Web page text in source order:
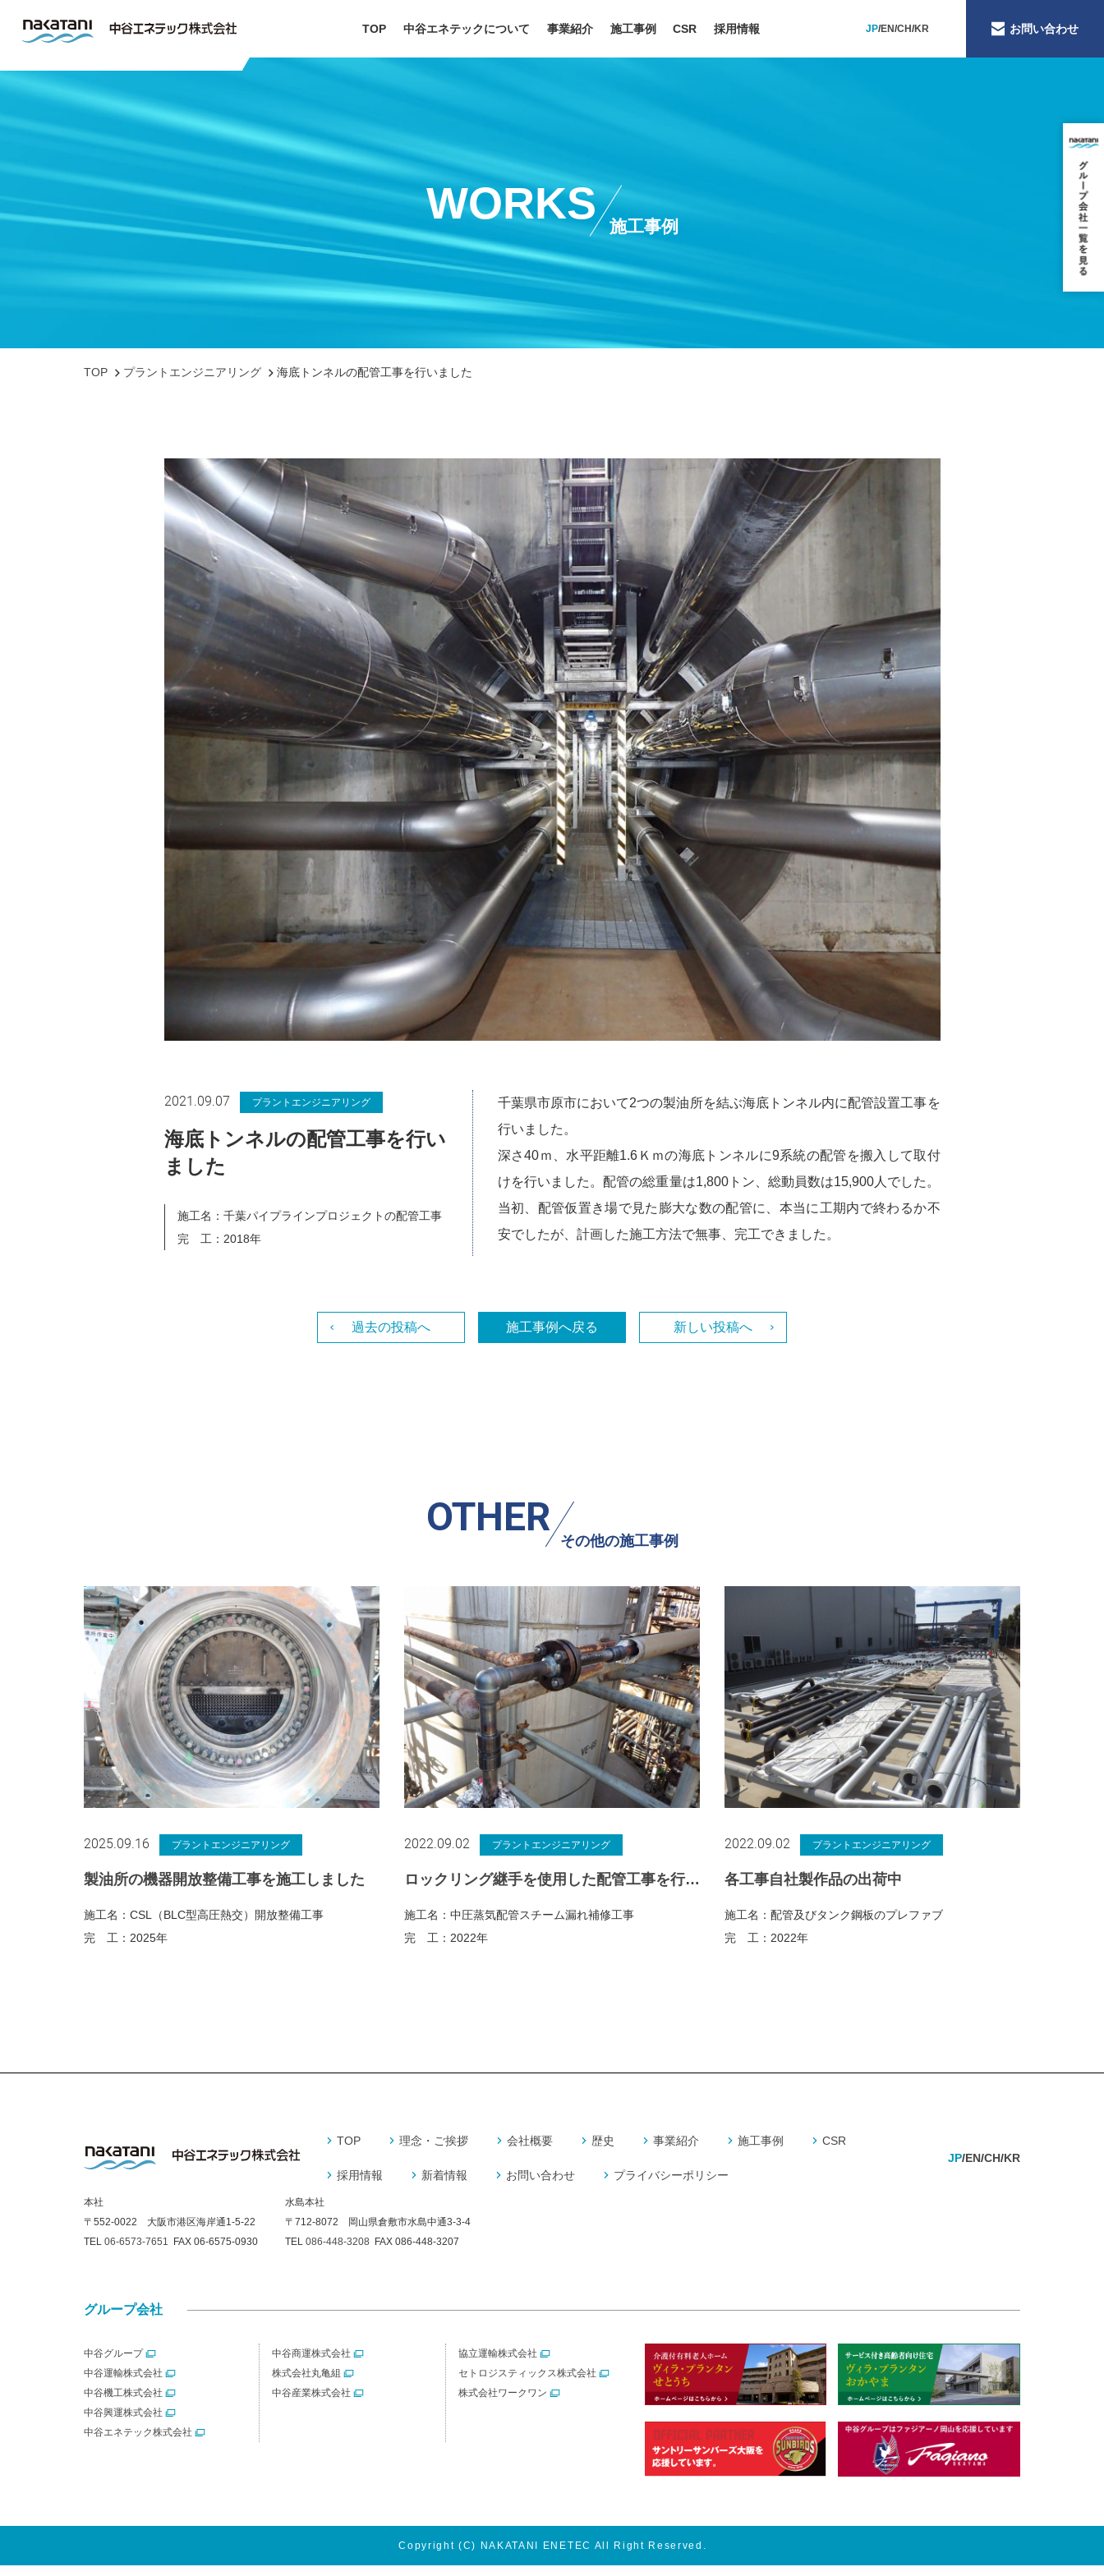
TOP 中谷エネテックについて 事業紹介
オペレーションサポート
石油製品販売
施工事例 CSR 採用情報 JP EN CH KR お問い合わせ
WORKS 施工事例
TOP プラントエンジニアリング 海底トンネルの配管工事を行いました
2021.09.07 プラントエンジニアリング
海底トンネルの配管工事を行い
ました
施工名： 千葉パイプラインプロジェクトの配管工事
完 工： 2018年
千葉県市原市において2つの製油所を結ぶ海底トンネル内に配管設置工事を
行いました。
深さ40ｍ、水平距離1.6Ｋｍの海底トンネルに9系統の配管を搬入して取付
けを行いました。配管の総重量は1,800トン、総動員数は15,900人でした。
当初、配管仮置き場で見た膨大な数の配管に、本当に工期内で終わるか不
安でしたが、計画した施工方法で無事、完工できました。
過去の投稿へ 施工事例へ戻る 新しい投稿へ
OTHER
その他の施工事例
2025.09.16 プラントエンジニアリング
製油所の機器開放整備工事を施工しました
施工名： CSL（BLC型高圧熱交）開放整備工事
完 工： 2025年
2022.09.02 プラントエンジニアリング
ロックリング継手を使用した配管工事を行いました
施工名： 中圧蒸気配管スチーム漏れ補修工事
完 工： 2022年
2022.09.02 プラントエンジニアリング
各工事自社製作品の出荷中
施工名： 配管及びタンク鋼板のプレファブ
完 工： 2022年
TOP 理念・ご挨拶 会社概要 歴史 事業紹介 施工事例 CSR
採用情報 新着情報 お問い合わせ プライバシーポリシー
JP EN CH KR
本社
〒552-0022 大阪市港区海岸通1-5-22
TEL 06-6573-7651 FAX 06-6575-0930
水島本社
〒712-8072 岡山県倉敷市水島中通3-3-4
TEL 086-448-3208 FAX 086-448-3207
グループ会社
中谷グループ
中谷運輸株式会社
中谷機工株式会社
中谷興運株式会社
中谷エネテック株式会社
中谷商運株式会社
株式会社丸亀組
中谷産業株式会社
協立運輸株式会社
セトロジスティックス株式会社
株式会社ワークワン
Copyright (C) NAKATANI ENETEC All Right Reserved.